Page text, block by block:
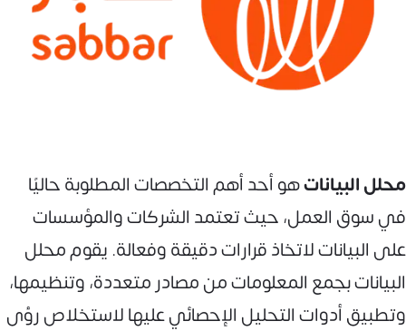
محلل البياناتهو أحد أهم التخصصات المطلوبة حاليًا
في سوق العمل، حيث تعتمد الشركات والمؤسسات
على البيانات لاتخاذ قرارات دقيقة وفعالة. يقوم محلل
البيانات بجمع المعلومات من مصادر متعددة، وتنظيمها،
وتطبيق أدوات التحليل الإحصائي عليها لاستخلاص رؤى